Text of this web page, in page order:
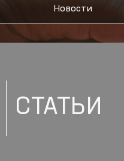
Новости
СТАТЬИ